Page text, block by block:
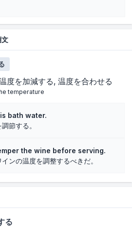
度を加減する 温度を合わせる
temperature
bath water.
節する。
the wine before serving.
ンの温度を調整するべきだ。
る